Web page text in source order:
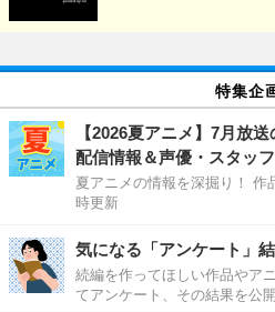
特集企
【2026夏アニメ】7月放
配信情報＆声優・スタッフ
夏アニメの情報を深掘り！ 作
時更新
気になる「アンケート」
続編を作ってほしい作品やア
てアンケート、その結果を公開